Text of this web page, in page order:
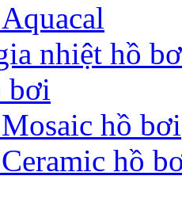
nhiệt hồ
bơi
hồ bơi
hồ